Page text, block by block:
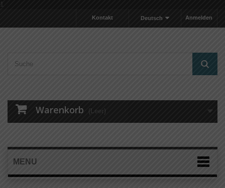
1
Anmelden
Deutsch
Kontakt
Warenkorb (Leer)
MENU